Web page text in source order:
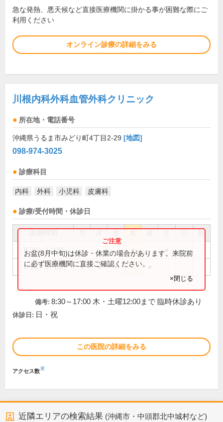
急な発熱、悪天候など直接医療機関に掛かる事が困難な際にご
利用ください
オンライン診療の詳細をみる
川根内科外科血管外科クリニック
所在地・電話番号
沖縄県うるま市みどり町4丁目2-29 [地図]
098-974-3025
診療科目
内科 外科 小児科 皮膚科
診療/受付時間・休診日
祝
8:30～12:00 ●
8:30～17:00 ● ● ●
お盆(8月中旬)は休診・休業の場合があります。来院前
に必ず医療機関に直接ご確認ください。
×閉じる
備考: 8:30～17:00 木・土曜12:00まで 臨時休診あり
休診日: 日・祝
この医院の詳細をみる
アクセス数※
近隣エリアの検索結果 (沖縄市・中頭郡北中城村など)